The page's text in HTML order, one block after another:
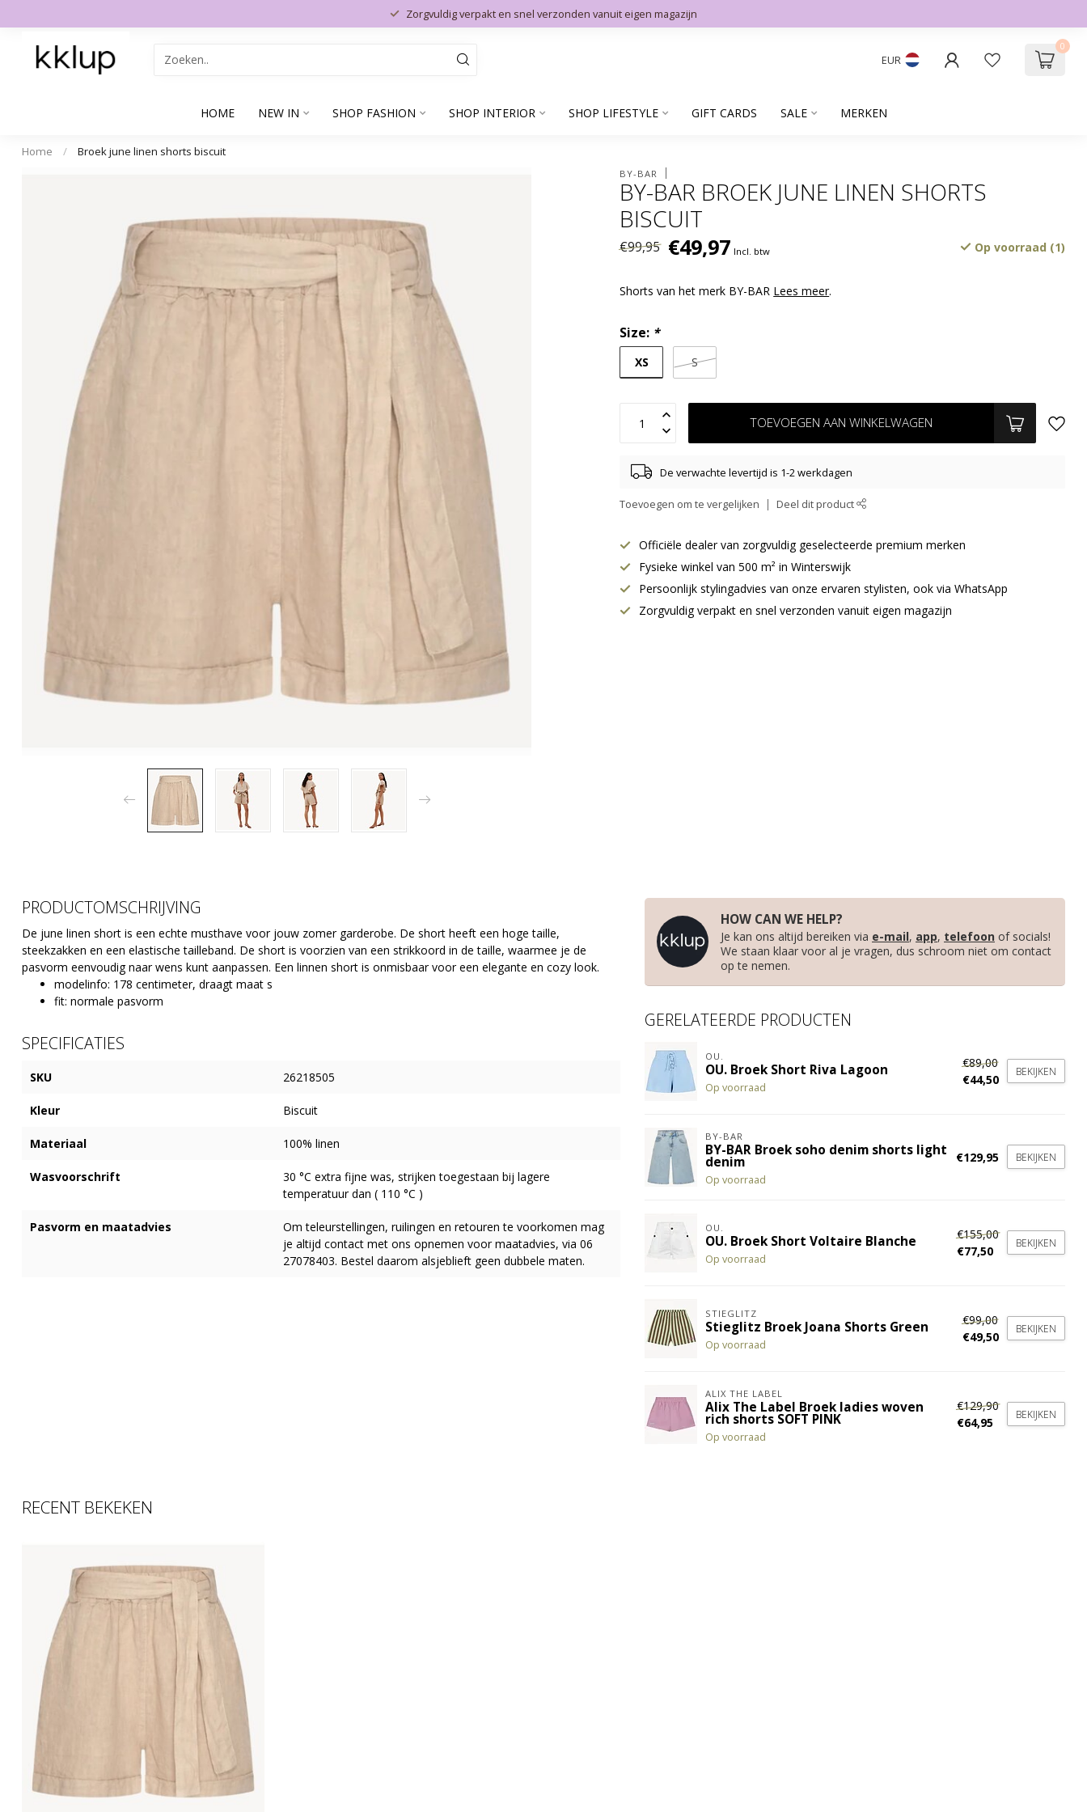
Zorgvuldig verpakt en snel verzonden vanuit eigen magazijn
EUR
0
HOME NEW IN SHOP FASHION SHOP INTERIOR SHOP LIFESTYLE GIFT CARDS SALE MERKEN
Home / Broek june linen shorts biscuit
BY-BAR
BY-BAR BROEK JUNE LINEN SHORTS
BISCUIT
€99,95 €49,97 Incl. btw Op voorraad (1)
Shorts van het merk BY-BAR Lees meer.
Size: *
XS S
TOEVOEGEN AAN WINKELWAGEN
De verwachte levertijd is 1-2 werkdagen
Toevoegen om te vergelijken Deel dit product
Officiële dealer van zorgvuldig geselecteerde premium merken
Fysieke winkel van 500 m² in Winterswijk
Persoonlijk stylingadvies van onze ervaren stylisten, ook via WhatsApp
Zorgvuldig verpakt en snel verzonden vanuit eigen magazijn
PRODUCTOMSCHRIJVING
De june linen short is een echte musthave voor jouw zomer garderobe. De short heeft een hoge taille,
steekzakken en een elastische tailleband. De short is voorzien van een strikkoord in de taille, waarmee je de
pasvorm eenvoudig naar wens kunt aanpassen. Een linnen short is onmisbaar voor een elegante en cozy look.
modelinfo: 178 centimeter, draagt maat s
fit: normale pasvorm
SPECIFICATIES
SKU 26218505
Kleur Biscuit
Materiaal 100% linen
Wasvoorschrift
30 °C extra fijne was, strijken toegestaan bij lagere
temperatuur dan ( 110 °C )
Pasvorm en maatadvies
Om teleurstellingen, ruilingen en retouren te voorkomen mag
je altijd contact met ons opnemen voor maatadvies, via 06
27078403. Bestel daarom alsjeblieft geen dubbele maten.
HOW CAN WE HELP?
Je kan ons altijd bereiken via e-mail, app, telefoon of socials!
We staan klaar voor al je vragen, dus schroom niet om contact
op te nemen.
GERELATEERDE PRODUCTEN
OU.
OU. Broek Short Riva Lagoon
Op voorraad
€89,00
€44,50
BEKIJKEN
BY-BAR
BY-BAR Broek soho denim shorts light
denim
Op voorraad
€129,95 BEKIJKEN
OU.
OU. Broek Short Voltaire Blanche
Op voorraad
€155,00
€77,50
BEKIJKEN
STIEGLITZ
Stieglitz Broek Joana Shorts Green
Op voorraad
€99,00
€49,50
BEKIJKEN
ALIX THE LABEL
Alix The Label Broek ladies woven
rich shorts SOFT PINK
Op voorraad
€129,90
€64,95
BEKIJKEN
RECENT BEKEKEN